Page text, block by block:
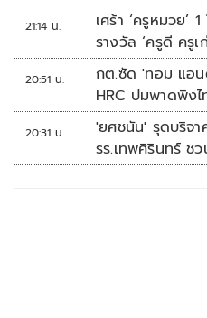
21:14 น.
เศร้า ‘ครูหมวย’
รางวัล ‘ครูดี ครูเ
20:51 น.
กต.ซัด 'ทอม แอน
HRC ปมพาดพิงไ
20:31 น.
'ยศชนัน' รุดบริจา
รร.เทพศิรินทร์ ช